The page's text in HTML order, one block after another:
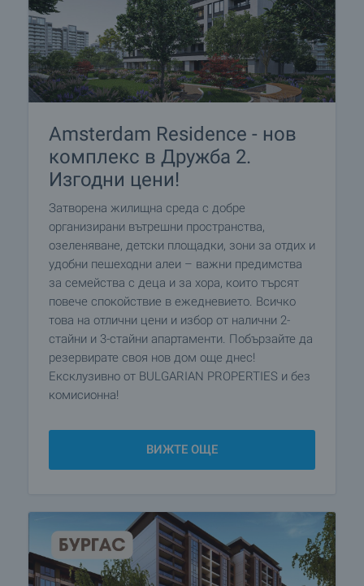
Amsterdam Residence - нов
комплекс в Дружба 2.
Изгодни цени!
Затворена жилищна среда с добре
организирани вътрешни пространства,
озеленяване, детски площадки, зони за отдих и
удобни пешеходни алеи – важни предимства
за семейства с деца и за хора, които търсят
повече спокойствие в ежедневието. Всичко
това на отлични цени и избор от налични 2-
стайни и 3-стайни апартаменти. Побързайте да
резервирате своя нов дом още днес!
Ексклузивно от BULGARIAN PROPERTIES и без
комисионна!
ВИЖТЕ ОЩЕ